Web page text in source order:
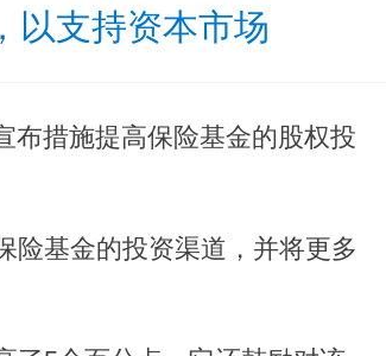
以支持资本市场
布措施提高保险基金的股权投
险基金的投资渠道，并将更多